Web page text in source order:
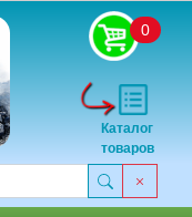
0
Каталог
товаров